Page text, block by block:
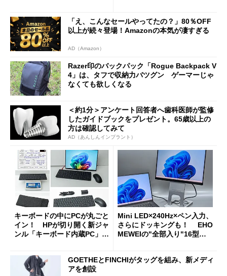
「え、こんなセールやってたの？」80％OFF
以上が続々登場！Amazonの本気が凄すぎる
AD（Amazon）
Razer印のバックパック「Rogue Backpack V
4」は、タフで収納力バツグン ゲーマーじゃ
なくても欲しくなる
＜約1分＞アンケート回答者へ歯科医師が監修
したガイドブックをプレゼント。65歳以上の
方は確認してみて
AD（あんしんインプラント）
キーボードの中にPCが丸ごと
イン！ HPが切り開く新ジャ
ンル「キーボード内蔵PC」の
Mini LED×240Hz×ペン入力、
さらにドッキングも！ EHO
MEWEIの"全部入り"16型モ
GOETHEとFINCHIがタッグを組み、新メディ
アを創設